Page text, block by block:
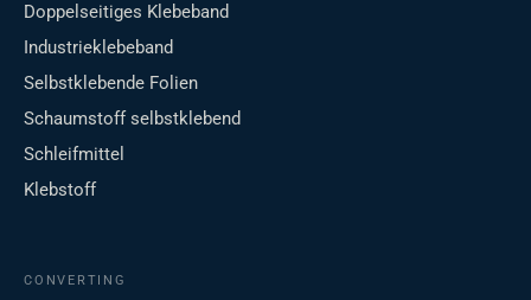
Doppelseitiges Klebeband
Industrieklebeband
Selbstklebende Folien
Schaumstoff selbstklebend
Schleifmittel
Klebstoff
CONVERTING